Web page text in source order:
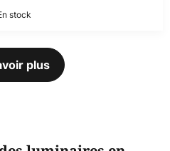
stock
plus